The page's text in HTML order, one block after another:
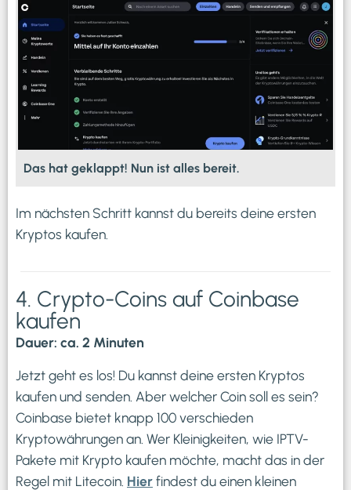
Das hat geklappt! Nun ist alles bereit.
Im nächsten Schritt kannst du bereits deine ersten
Kryptos kaufen.
4. Crypto-Coins auf Coinbase
kaufen
Dauer: ca. 2 Minuten
Jetzt geht es los! Du kannst deine ersten Kryptos
kaufen und senden. Aber welcher Coin soll es sein?
Coinbase bietet knapp 100 verschieden
Kryptowährungen an. Wer Kleinigkeiten, wie IPTV-
Pakete mit Krypto kaufen möchte, macht das in der
Regel mit Litecoin. Hierfindest du einen kleinen